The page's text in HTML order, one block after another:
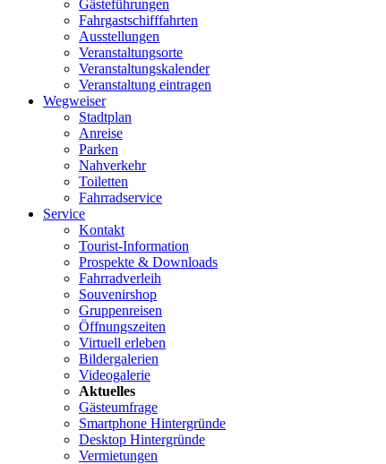
Gästeführungen
Fahrgastschifffahrten
Ausstellungen
Veranstaltungsorte
Veranstaltungskalender
Veranstaltung eintragen
Wegweiser
Stadtplan
Anreise
Parken
Nahverkehr
Toiletten
Fahrradservice
Service
Kontakt
Tourist-Information
Prospekte & Downloads
Fahrradverleih
Souvenirshop
Gruppenreisen
Öffnungszeiten
Virtuell erleben
Bildergalerien
Videogalerie
Aktuelles
Gästeumfrage
Smartphone Hintergründe
Desktop Hintergründe
Vermietungen